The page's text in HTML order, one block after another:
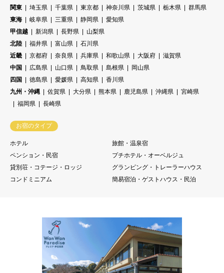
関東
埼玉県 千葉県 東京都 神奈川県 茨城県 栃木県
群馬県
東海
岐阜県 三重県 静岡県
愛知県
甲信越
新潟県 長野県
山梨県
北陸
福井県 富山県
石川県
近畿
京都府 奈良県 兵庫県 和歌山県 大阪府
滋賀県
中国
広島県 山口県 鳥取県 島根県
岡山県
四国
徳島県 愛媛県 高知県
香川県
九州・沖縄
佐賀県 大分県 熊本県 鹿児島県 沖縄県
宮崎県
福岡県
長崎県
お宿のタイプ
ホテル
旅館・温泉宿
ペンション・民宿
プチホテル・オーベルジュ
貸別荘・コテージ・ロッジ
グランピング・トレーラーハウス
コンドミニアム
簡易宿泊・ゲストハウス・民泊